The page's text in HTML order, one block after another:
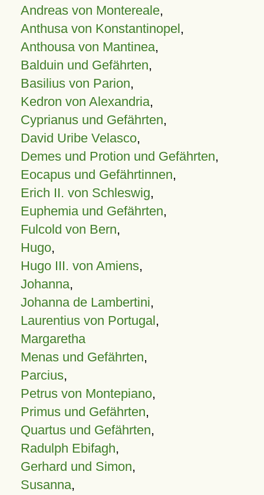
Andreas von Montereale,
Anthusa von Konstantinopel,
Anthousa von Mantinea,
Balduin und Gefährten,
Basilius von Parion,
Kedron von Alexandria,
Cyprianus und Gefährten,
David Uribe Velasco,
Demes und Protion und Gefährten,
Eocapus und Gefährtinnen,
Erich II. von Schleswig,
Euphemia und Gefährten,
Fulcold von Bern,
Hugo,
Hugo III. von Amiens,
Johanna,
Johanna de Lambertini,
Laurentius von Portugal,
Margaretha
Menas und Gefährten,
Parcius,
Petrus von Montepiano,
Primus und Gefährten,
Quartus und Gefährten,
Radulph Ebifagh,
Gerhard und Simon,
Susanna,